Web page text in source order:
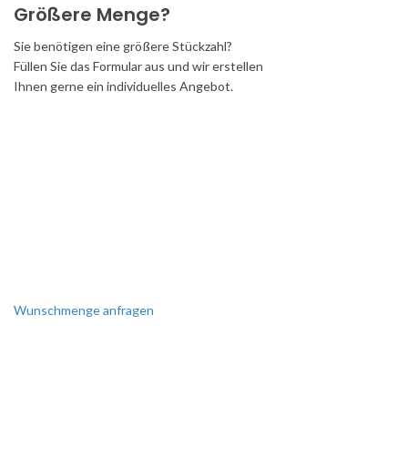
Größere Menge?
Sie benötigen eine größere Stückzahl?
Füllen Sie das Formular aus und wir erstellen
Ihnen gerne ein individuelles Angebot.
Wunschmenge anfragen